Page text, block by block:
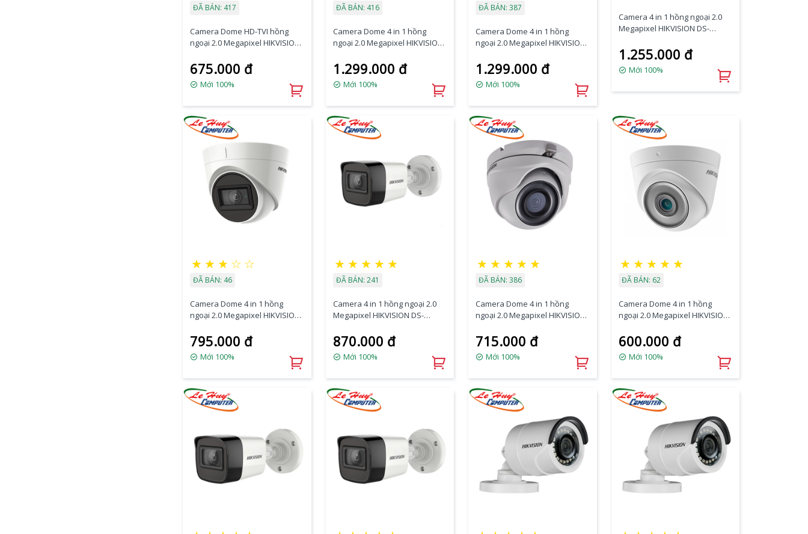
ĐÃ BÁN: 417
Camera Dome HD-TVI hồng
ngoại 2.0 Megapixel HIKVISION
675.000 đ
Mới 100%
ĐÃ BÁN: 416
Camera Dome 4 in 1 hồng
ngoại 2.0 Megapixel HIKVISION
1.299.000 đ
Mới 100%
ĐÃ BÁN: 387
Camera Dome 4 in 1 hồng
ngoại 2.0 Megapixel HIKVISION
1.299.000 đ
Mới 100%
Camera 4 in 1 hồng ngoại 2.0
Megapixel HIKVISION DS-
1.255.000 đ
Mới 100%
★ ★ ★ ☆ ☆
ĐÃ BÁN: 46
Camera Dome 4 in 1 hồng
ngoại 2.0 Megapixel HIKVISION
795.000 đ
Mới 100%
★ ★ ★ ★ ★
ĐÃ BÁN: 241
Camera 4 in 1 hồng ngoại 2.0
Megapixel HIKVISION DS-
870.000 đ
Mới 100%
★ ★ ★ ★ ★
ĐÃ BÁN: 386
Camera Dome 4 in 1 hồng
ngoại 2.0 Megapixel HIKVISION
715.000 đ
Mới 100%
★ ★ ★ ★ ★
ĐÃ BÁN: 62
Camera Dome 4 in 1 hồng
ngoại 2.0 Megapixel HIKVISION
600.000 đ
Mới 100%